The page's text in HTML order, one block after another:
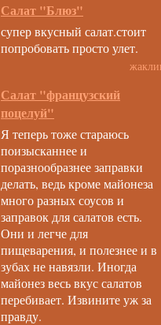
Салат "Блюз"
супер вкусный салат.стоит
попробовать просто улет.
Салат "французский
поцелуй"
Я теперь тоже стараюсь
поизысканнее и
поразнообразнее заправки
делать, ведь кроме майонеза
много разных соусов и
заправок для салатов есть.
Они и легче для
пищеварения, и полезнее и в
зубах не навязли. Иногда
майонез весь вкус салатов
перебивает. Извините уж за
правду.